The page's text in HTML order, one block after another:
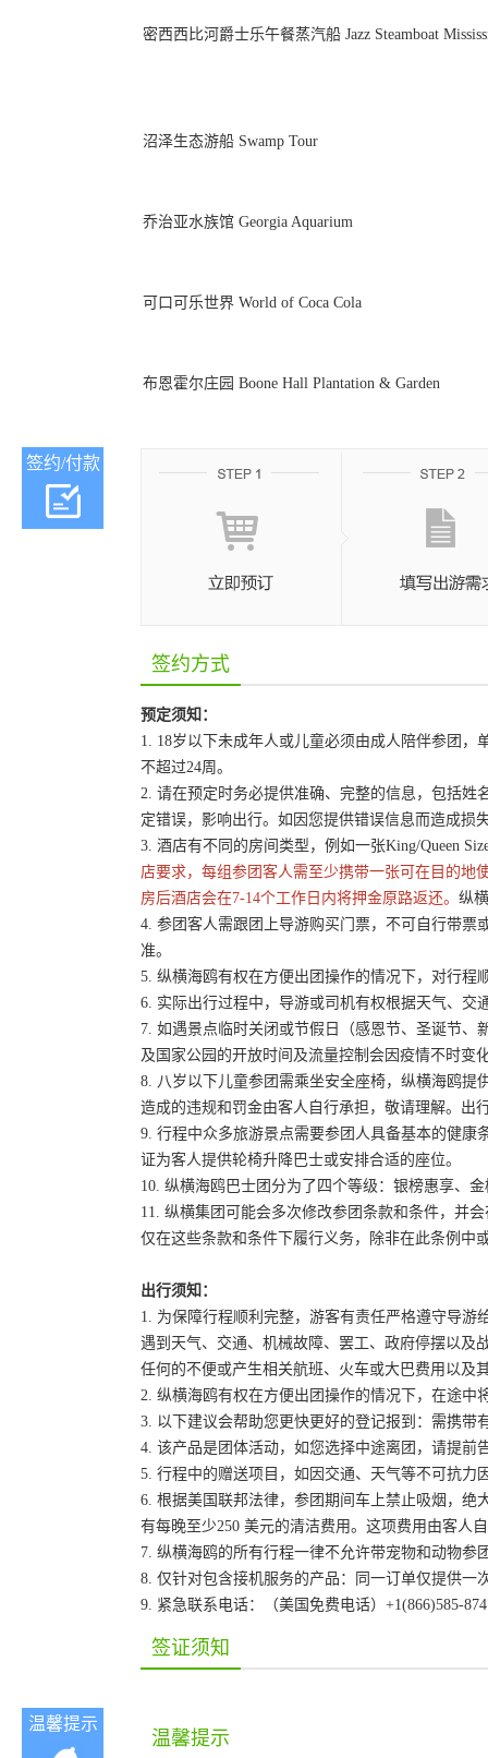
密西西比河爵士乐午餐蒸汽船 Jazz Steamboat
沼泽生态游船 Swamp Tour
乔治亚水族馆 Georgia Aquarium
可口可乐世界 World of Coca Cola
布恩霍尔庄园 Boone Hall Plantation & Garden
签约/付款
签约方式
预定须知：
1. 18岁以下未成年人或儿童必须由成人陪伴参团
不超过24周。
2. 请在预定时务必提供准确、完整的信息，包括
定错误，影响出行。如因您提供错误信息而造成损
3. 酒店有不同的房间类型，例如一张King/Queen
店要求，每组参团客人需至少携带一张可在目的地
房后酒店会在7-14个工作日内将押金原路返还。 纵
4. 参团客人需跟团上导游购买门票，不可自行带票
准。
5. 纵横海鸥有权在方便出团操作的情况下，对行
6. 实际出行过程中，导游或司机有权根据天气、
7. 如遇景点临时关闭或节假日（感恩节、圣诞节
及国家公园的开放时间及流量控制会因疫情不时变
8. 八岁以下儿童参团需乘坐安全座椅，纵横海鸥提
造成的违规和罚金由客人自行承担，敬请理解。出
9. 行程中众多旅游景点需要参团人具备基本的健
证为客人提供轮椅升降巴士或安排合适的座位。
10. 纵横海鸥巴士团分为了四个等级：银榜惠享、
11. 纵横集团可能会多次修改参团条款和条件，并
仅在这些条款和条件下履行义务，除非在此条例中
出行须知：
1. 为保障行程顺利完整，游客有责任严格遵守导
遇到天气、交通、机械故障、罢工、政府停摆以及
任何的不便或产生相关航班、火车或大巴费用以及
2. 纵横海鸥有权在方便出团操作的情况下，在途
3. 以下建议会帮助您更快更好的登记报到：需携
4. 该产品是团体活动，如您选择中途离团，请提
5. 行程中的赠送项目，如因交通、天气等不可抗
6. 根据美国联邦法律，参团期间车上禁止吸烟，
有每晚至少250 美元的清洁费用。这项费用由客人
7. 纵横海鸥的所有行程一律不允许带宠物和动物参
8. 仅针对包含接机服务的产品：同一订单仅提供
9. 紧急联系电话：（美国免费电话）+1(866)585-
签证须知
温馨提示
温馨提示